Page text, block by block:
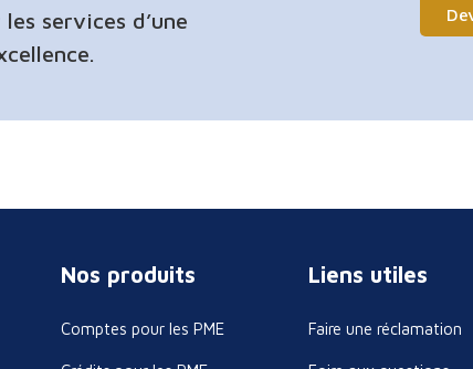
services d’une
Nos produits
Comptes pour les PME
Liens utiles
Faire une réclamation